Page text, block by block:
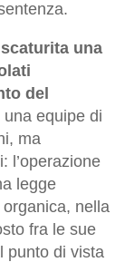
una
del
una equipe di
ma
l’operazione
legge
nella
fra le sue
punto di vista